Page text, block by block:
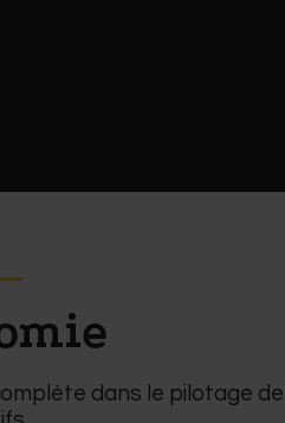
dans le pilotage